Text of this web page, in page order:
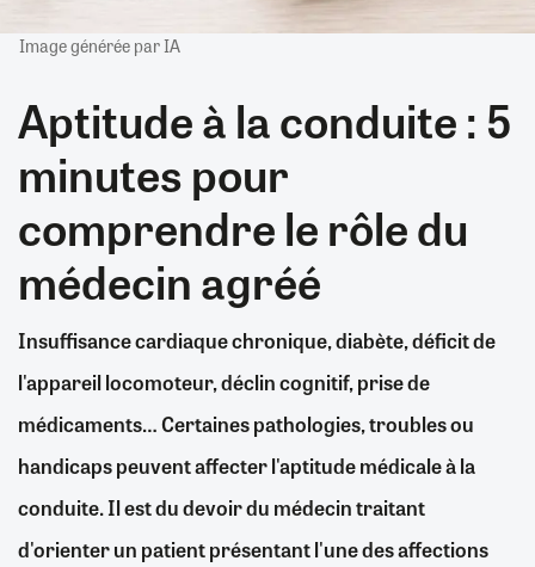
Image générée par IA
Aptitude à la conduite : 5
minutes pour
comprendre le rôle du
médecin agréé
Insuffisance cardiaque chronique, diabète, déficit de
l'appareil locomoteur, déclin cognitif, prise de
médicaments… Certaines pathologies, troubles ou
handicaps peuvent affecter l'aptitude médicale à la
conduite. Il est du devoir du médecin traitant
d'orienter un patient présentant l'une des affections